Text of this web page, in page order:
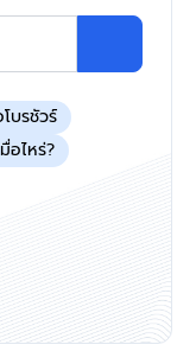
บรชัวร์
อไหร่?